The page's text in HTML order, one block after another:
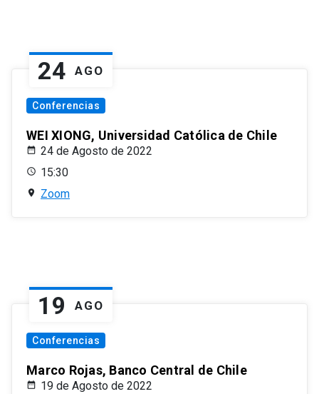
24 AGO
Conferencias
WEI XIONG, Universidad Católica de Chile
24 de Agosto de 2022
15:30
Zoom
19 AGO
Conferencias
Marco Rojas, Banco Central de Chile
19 de Agosto de 2022